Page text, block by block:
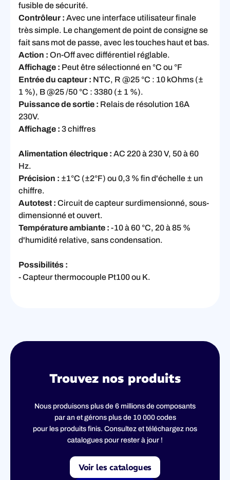
fusible de sécurité.
Contrôleur : Avec une interface utilisateur finale
très simple. Le changement de point de consigne se
fait sans mot de passe, avec les touches haut et bas.
Action : On-Off avec différentiel réglable.
Affichage : Peut être sélectionné en °C ou °F
Entrée du capteur : NTC, R @25 °C : 10 kOhms (±
1 %), B @25 /50 °C : 3380 (± 1 %).
Puissance de sortie : Relais de résolution 16A
230V.
Affichage : 3 chiffres
Alimentation électrique : AC 220 à 230 V, 50 à 60
Hz.
Précision : ±1°C (±2°F) ou 0,3 % fin d'échelle ± un
chiffre.
Autotest : Circuit de capteur surdimensionné, sous-
dimensionné et ouvert.
Température ambiante : -10 à 60 °C, 20 à 85 %
d'humidité relative, sans condensation.
Possibilités :
- Capteur thermocouple Pt100 ou K.
Trouvez nos produits
Nous produisons plus de 6 millions de composants
par an et gérons plus de 10 000 codes
pour les produits finis. Consultez et téléchargez nos
catalogues pour rester à jour !
Voir les catalogues